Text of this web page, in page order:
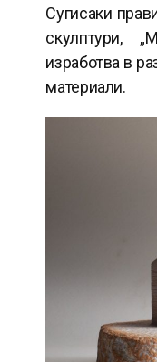
Сугисаки
скулптури,
изработва в
материали.